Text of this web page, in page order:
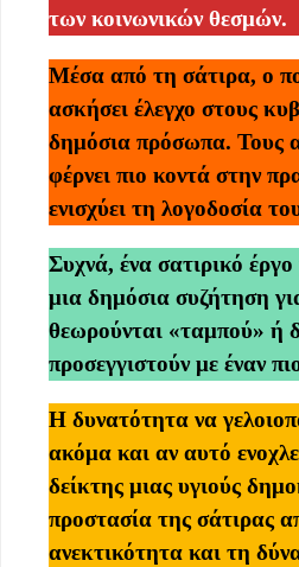
των κοινωνικών θεσμών.
Μέσα από τη σάτιρα, ο
ασκήσει έλεγχο στους
δημόσια πρόσωπα. Τους
φέρνει πιο κοντά στην
ενισχύει τη λογοδοσία
Συχνά, ένα σατιρικό έργο
μια δημόσια συζήτηση
θεωρούνται «ταμπού» ή
προσεγγιστούν με έναν
Η δυνατότητα να
ακόμα και αν αυτό
δείκτης μιας υγιούς
προστασία της σάτιρας
ανεκτικότητα και τη